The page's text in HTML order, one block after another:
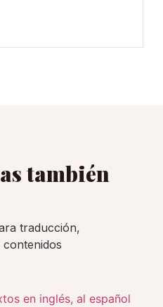
también
traducción,
en inglés, al español